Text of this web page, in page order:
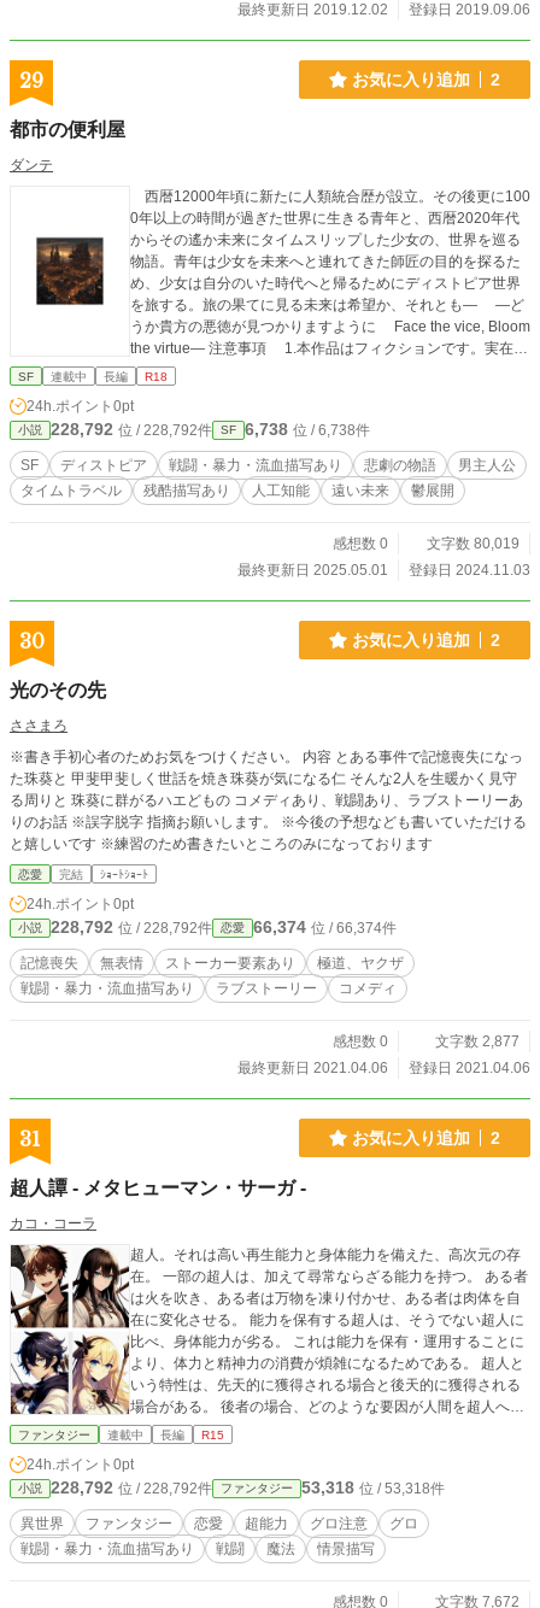
最終更新日 2019.12.02
登録日 2019.09.06
29 お気に入り追加 2
都市の便利屋
ダンテ
西暦12000年頃に新たに人類統合歴が設立。その後更に100
0年以上の時間が過ぎた世界に生きる青年と、西暦2020年代
からその遙か未来にタイムスリップした少女の、世界を巡る
物語。青年は少女を未来へと連れてきた師匠の目的を探るた
め、少女は自分のいた時代へと帰るためにディストピア世界
を旅する。旅の果てに見る未来は希望か、それとも― ―ど
うか貴方の悪徳が見つかりますように Face the vice, Bloom
the virtue― 注意事項 1.本作品はフィクションです。実在の
国、団体、宗教、人物とは一切関係ありません。本作品で“実
て”ございません。 2.本作品には一部過激な暴力描写や、倫
理観の欠如した描写が含まれています。本作品は、それらの
行為を正当化するものではございません。そのため、未成年
の方、精神的に不安定な方、フィクションと現実の区別が難
しい方の本作品の鑑賞を固く禁じます。 3.本作品の鑑賞中
ご健康のため、直ちに本作品の鑑賞を中止してください。
4.表紙画像はAI生成画像を使用しております。（絵心が壊滅
可能なことでございます故、ご了承ください） 5.全く透き
通っていない世界観。 6.この小説を書くにあたり、以下の
bus Company』（2023） サー•アーサー•チャールズ•クラー
ク作 酒井昭伸訳『都市と星』ハヤカワ文庫出版（1956、20
20） ヘルマン・ヘッセ作 高橋賢二訳『デミアン』新潮文庫
出版（1919、2022） ゲーテ作 手塚富雄訳『ファウスト』
中公文庫出版（1808-1833、2021） スクウェアエニックス開
発『Nier Automate』（2017-2022） FuRyu株式会社開発
t』（2017） その他偉大なる先達の方々が残された名作の
数々 ※敬称略 ※外国文学の年代は原文が出版された年代、参
考にさせて頂いた文庫版が出版された年代を記述させて頂い
ております。 これらのうえで本作品を鑑賞していただける
読者の皆様に、言葉を絶するほどの感謝を。
SF 連載中 長編 R18
24h.ポイント 0pt
小説 228,792 位 / 228,792件 SF 6,738 位 / 6,738件
SF ディストピア 戦闘・暴力・流血描写あり 悲劇の物語
男主人公
タイムトラベル
残酷描写あり 人工知能 遠い未来 鬱展開
感想数 0
文字数 80,019
最終更新日 2025.05.01
登録日 2024.11.03
30 お気に入り追加 2
光のその先
ささまろ
※書き手初心者のためお気をつけください。 内容 とある事件で記憶喪失になっ
た珠葵と 甲斐甲斐しく世話を焼き珠葵が気になる仁 そんな2人を生暖かく見守
る周りと 珠葵に群がるハエどもの コメディあり、戦闘あり、ラブストーリーあ
りのお話 ※誤字脱字 指摘お願いします。 ※今後の予想なども書いていただける
と嬉しいです ※練習のため書きたいところのみになっております
恋愛 完結 ｼｮｰﾄｼｮｰﾄ
24h.ポイント 0pt
小説 228,792 位 / 228,792件 恋愛 66,374 位 / 66,374件
記憶喪失 無表情 ストーカー要素あり
極道、ヤクザ
戦闘・暴力・流血描写あり
ラブストーリー コメディ
感想数 0
文字数 2,877
最終更新日 2021.04.06
登録日 2021.04.06
31 お気に入り追加 2
超人譚 - メタヒューマン・サーガ -
カコ・コーラ
超人。それは高い再生能力と身体能力を備えた、高次元の存
在。 一部の超人は、加えて尋常ならざる能力を持つ。 ある者
は火を吹き、ある者は万物を凍り付かせ、ある者は肉体を自
在に変化させる。 能力を保有する超人は、そうでない超人に
比べ、身体能力が劣る。 これは能力を保有・運用することに
より、体力と精神力の消費が煩雑になるためである。 超人と
いう特性は、先天的に獲得される場合と後天的に獲得される
場合がある。 後者の場合、どのような要因が人間を超人へと
変貌させるのか、その一切が謎である。 確かなことは、自死
に、一部の人間は超人へと覚醒する。 唯一の弱点は脳。 脳を
破壊されない限り、体力が尽きるまで頭部を起点に何度でも
体を再生し、立ち上がる。 超人の特性は、その者の精神状態
と密接に関連している。 目の前の障壁を打ち破ろうとする意
志が強いほど、肉体は強靭になり、能力の出力は向上する。
ファンタジー 連載中 長編 R15
24h.ポイント 0pt
小説 228,792 位 / 228,792件 ファンタジー 53,318 位 / 53,318件
異世界 ファンタジー 恋愛 超能力 グロ注意
グロ
戦闘・暴力・流血描写あり
戦闘 魔法 情景描写
感想数 0 文字数 7,672